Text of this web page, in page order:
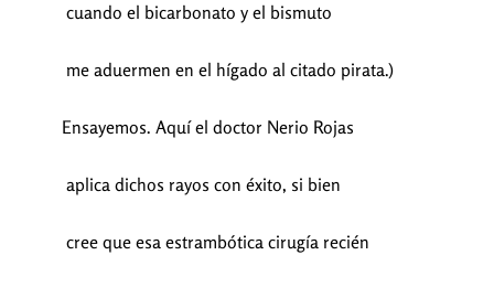
cuando el bicarbonato y el bismuto
me aduermen en el hígado al citado pirata.)
Ensayemos. Aquí el doctor Nerio Rojas
aplica dichos rayos con éxito, si bien
cree que esa estrambótica cirugía recién